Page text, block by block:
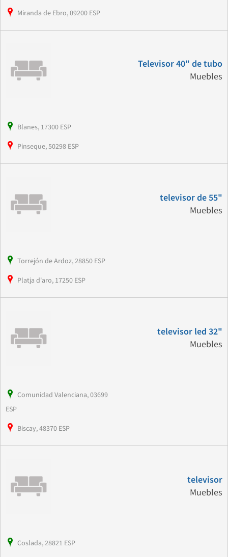
Miranda de Ebro, 09200 ESP
Televisor 40" de tubo
Muebles
Blanes, 17300 ESP
Pinseque, 50298 ESP
televisor de 55"
Muebles
Torrejón de Ardoz, 28850 ESP
Platja d'aro, 17250 ESP
televisor led 32"
Muebles
Comunidad Valenciana, 03699
ESP
Biscay, 48370 ESP
televisor
Muebles
Coslada, 28821 ESP